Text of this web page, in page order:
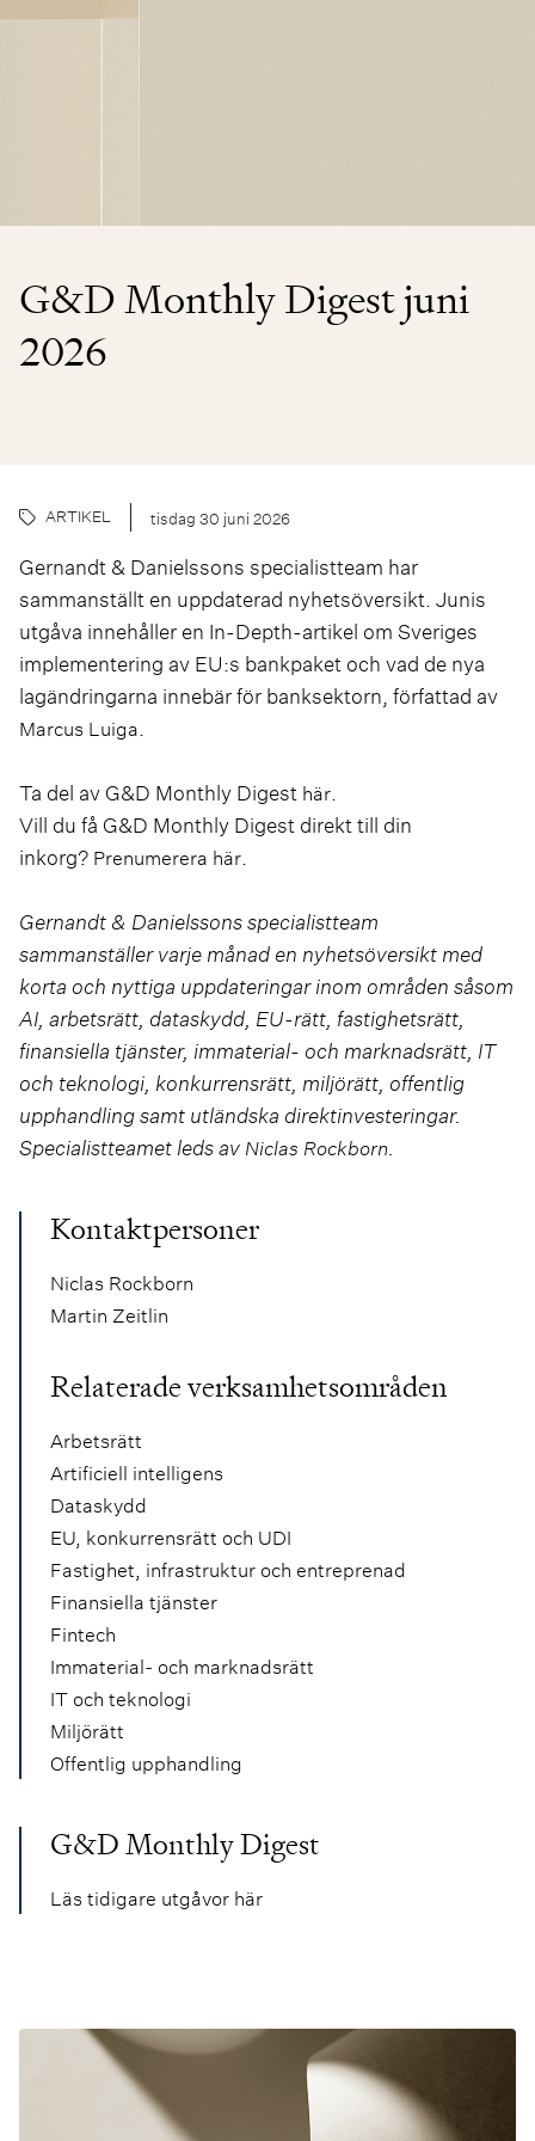
G&D Monthly Digest juni
2026
ARTIKEL tisdag 30 juni 2026
Gernandt & Danielssons specialistteam har
sammanställt en uppdaterad nyhetsöversikt. Junis
utgåva innehåller en In-Depth-artikel om Sveriges
implementering av EU:s bankpaket och vad de nya
lagändringarna innebär för banksektorn, författad av
Marcus Luiga.
Ta del av G&D Monthly Digest här.
Vill du få G&D Monthly Digest direkt till din
inkorg? Prenumerera här.
Gernandt & Danielssons specialistteam
sammanställer varje månad en nyhetsöversikt med
korta och nyttiga uppdateringar inom områden såsom
AI, arbetsrätt, dataskydd, EU-rätt, fastighetsrätt,
finansiella tjänster, immaterial- och marknadsrätt, IT
och teknologi, konkurrensrätt, miljörätt, offentlig
upphandling samt utländska direktinvesteringar.
Specialistteamet leds av Niclas Rockborn
Kontaktpersoner
Niclas Rockborn
Martin Zeitlin
Relaterade verksamhetsområden
Arbetsrätt
Artificiell intelligens
Dataskydd
EU, konkurrensrätt och UDI
Fastighet, infrastruktur och entreprenad
Finansiella tjänster
Fintech
Immaterial- och marknadsrätt
IT och teknologi
Miljörätt
Offentlig upphandling
G&D Monthly Digest
Läs tidigare utgåvor här